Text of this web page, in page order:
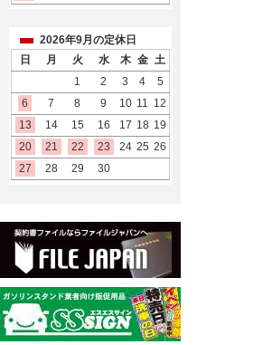
2026年9月の定休日
日
月 火 水 木 金 土
1
2 3 4
5
6
7 8 9 10 11 12
13
14 15 16 17 18 19
20
21 22 23 24 25 26
27
28 29 30